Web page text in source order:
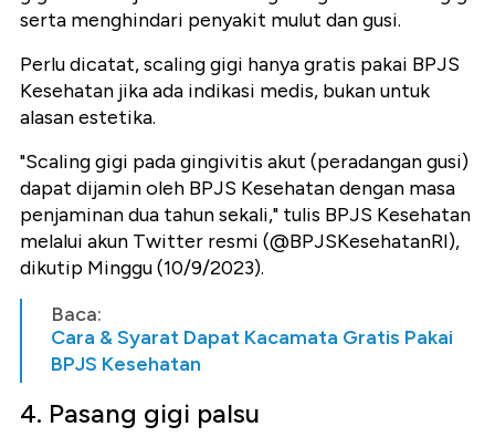
serta menghindari penyakit mulut dan gusi.
Perlu dicatat, scaling gigi hanya gratis pakai BPJS
Kesehatan jika ada indikasi medis, bukan untuk
alasan estetika.
"Scaling gigi pada gingivitis akut (peradangan gusi)
dapat dijamin oleh BPJS Kesehatan dengan masa
penjaminan dua tahun sekali," tulis BPJS Kesehatan
melalui akun Twitter resmi (@BPJSKesehatanRI),
dikutip Minggu (10/9/2023).
Baca:
Cara & Syarat Dapat Kacamata Gratis Pakai
BPJS Kesehatan
4. Pasang gigi palsu